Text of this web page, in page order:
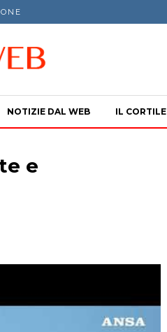
NOTIZIE DAL WEB IL CORTILE
e